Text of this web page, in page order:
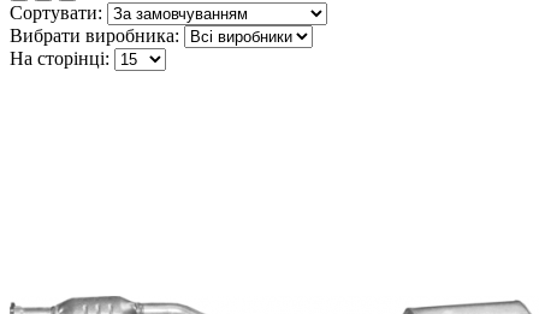
Сортувати:
Вибрати виробника:
На сторінці: